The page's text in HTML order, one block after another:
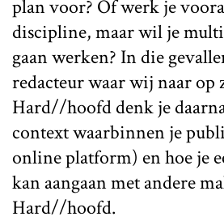
plan voor? Of werk je
discipline, maar wil je
gaan werken? In die
redacteur waar wij naar op
Hard//hoofd denk je
context waarbinnen je
online platform) en hoe je
kan aangaan met andere
Hard//hoofd.